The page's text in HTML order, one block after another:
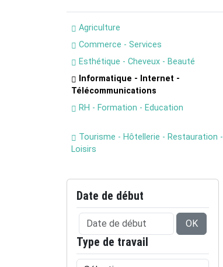
Agriculture
Commerce - Services
Esthétique - Cheveux - Beauté
Informatique - Internet -
Télécommunications
RH - Formation - Education
Tourisme - Hôtellerie - Restauration -
Loisirs
Date de début
OK
Type de travail